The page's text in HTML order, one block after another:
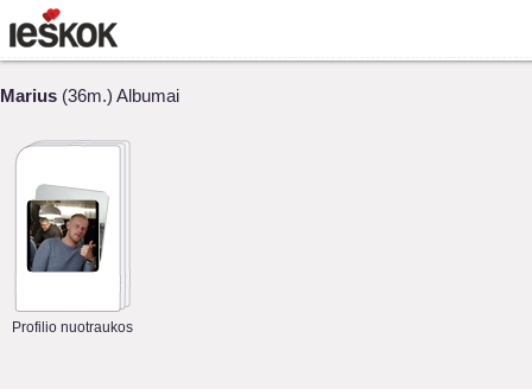
Marius (36m.) Albumai
Profilio nuotraukos